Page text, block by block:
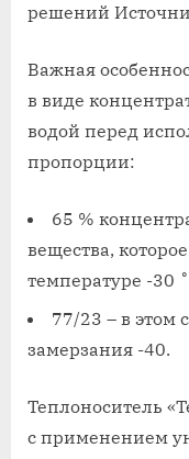
решений
Важная
в виде
водой перед
пропорции:
65 %
вещества,
температуре -30
77/23 – в этом
замерзания -40.
Теплоноситель
с применением